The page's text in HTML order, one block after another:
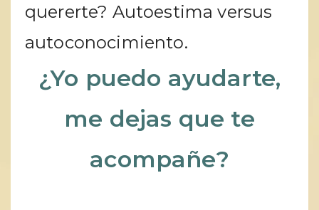
quererte? Autoestima versus
autoconocimiento.
¿Yo puedo ayudarte,
me dejas que te
acompañe?